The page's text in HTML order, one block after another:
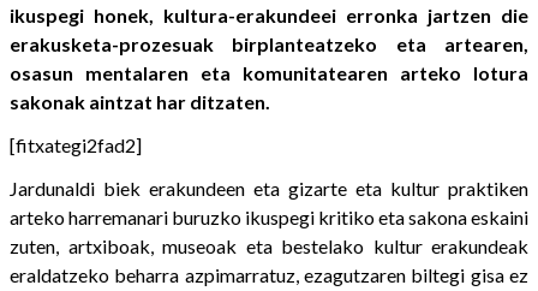
ikuspegi honek, kultura-erakundeei erronka jartzen die
erakusketa-prozesuak birplanteatzeko eta artearen,
osasun mentalaren eta komunitatearen arteko lotura
sakonak aintzat har ditzaten.
[fitxategi2fad2]
Jardunaldi biek erakundeen eta gizarte eta kultur praktiken
arteko harremanari buruzko ikuspegi kritiko eta sakona eskaini
zuten, artxiboak, museoak eta bestelako kultur erakundeak
eraldatzeko beharra azpimarratuz, ezagutzaren biltegi gisa ez